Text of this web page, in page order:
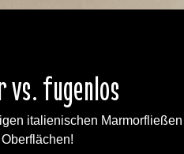
vs. fugenlos
italienischen